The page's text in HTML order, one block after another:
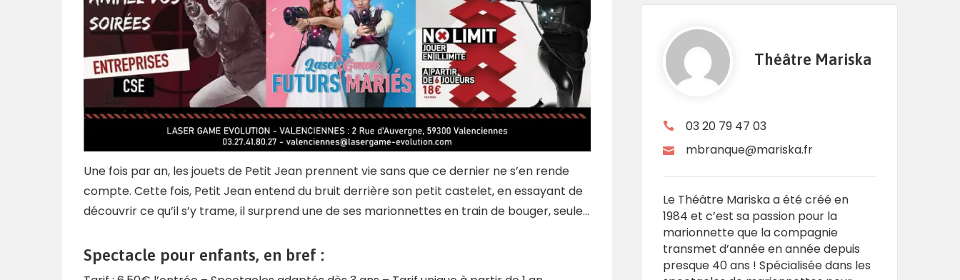
Une fois par an, les jouets de Petit Jean prennent vie sans que ce dernier ne s’en rende
compte. Cette fois, Petit Jean entend du bruit derrière son petit castelet, en essayant de
découvrir ce qu’il s’y trame, il surprend une de ses marionnettes en train de bouger, seule…
Spectacle pour enfants, en bref :
Théâtre Mariska
03 20 79 47 03
mbranque@mariska.fr
Le Théâtre Mariska a été créé en
1984 et c’est sa passion pour la
marionnette que la compagnie
transmet d’année en année depuis
presque 40 ans ! Spécialisée dans les